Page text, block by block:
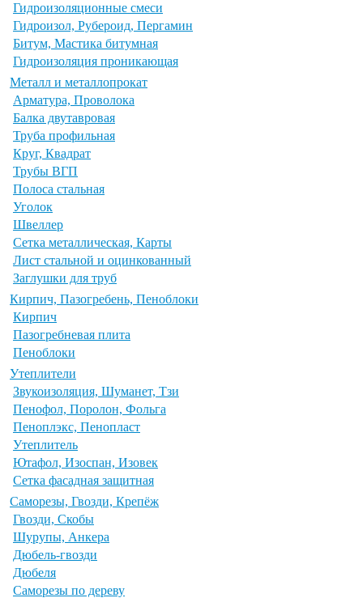
Гидроизоляционные смеси
Гидроизол, Рубероид, Пергамин
Битум, Мастика битумная
Гидроизоляция проникающая
Металл и металлопрокат
Арматура, Проволока
Балка двутавровая
Труба профильная
Круг, Квадрат
Трубы ВГП
Полоса стальная
Уголок
Швеллер
Сетка металлическая, Карты
Лист стальной и оцинкованный
Заглушки для труб
Кирпич, Пазогребень, Пеноблоки
Кирпич
Пазогребневая плита
Пеноблоки
Утеплители
Звукоизоляция, Шуманет, Тзи
Пенофол, Поролон, Фольга
Пеноплэкс, Пенопласт
Утеплитель
Ютафол, Изоспан, Изовек
Сетка фасадная защитная
Саморезы, Гвозди, Крепёж
Гвозди, Скобы
Шурупы, Анкера
Дюбель-гвозди
Дюбеля
Саморезы по дереву